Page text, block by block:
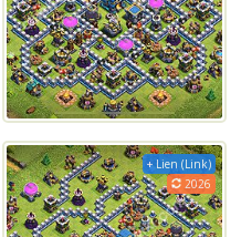
+ Lien (Link)
2026